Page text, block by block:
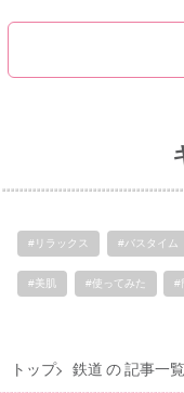
#リラックス #バスタイム
#美肌 #使ってみた #
トップ 鉄道 の 記事一覧